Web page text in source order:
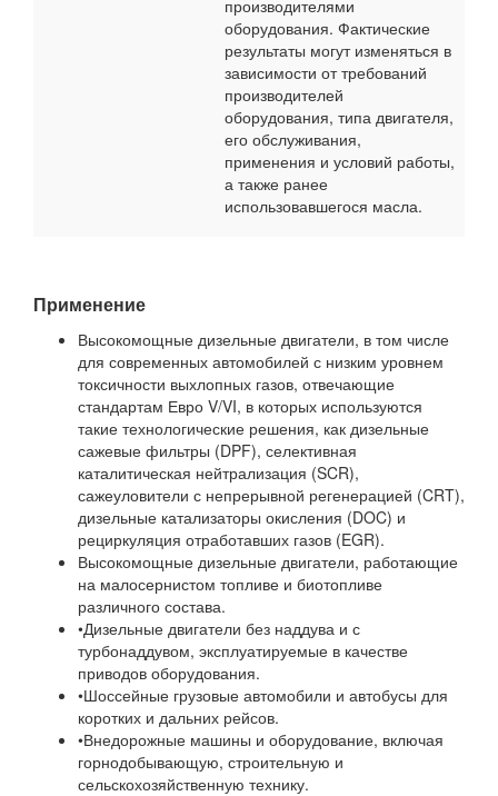
производителями
оборудования. Фактические
результаты могут изменяться в
зависимости от требований
производителей
оборудования, типа двигателя,
его обслуживания,
применения и условий работы,
а также ранее
использовавшегося масла.
Применение
Высокомощные дизельные двигатели, в том числе
для современных автомобилей с низким уровнем
токсичности выхлопных газов, отвечающие
стандартам Евро V/VI, в которых используются
такие технологические решения, как дизельные
сажевые фильтры (DPF), селективная
каталитическая нейтрализация (SCR),
сажеуловители с непрерывной регенерацией (CRT),
дизельные катализаторы окисления (DOC) и
рециркуляция отработавших газов (EGR).
Высокомощные дизельные двигатели, работающие
на малосернистом топливе и биотопливе
различного состава.
•Дизельные двигатели без наддува и с
турбонаддувом, эксплуатируемые в качестве
приводов оборудования.
•Шоссейные грузовые автомобили и автобусы для
коротких и дальних рейсов.
•Внедорожные машины и оборудование, включая
горнодобывающую, строительную и
сельскохозяйственную технику.